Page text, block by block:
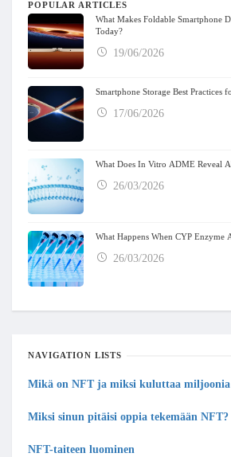
POPULAR ARTICLES
What Makes Foldable Smartphone
Today?
19/06/2026
Smartphone Storage Best Practices
17/06/2026
What Does In Vitro ADME Reveal
26/03/2026
What Happens When CYP Enzyme
26/03/2026
NAVIGATION LISTS
Mikä on NFT ja miksi kuluttaa
Miksi sinun pitäisi oppia tekemään NFT?
NFT-taiteen luominen